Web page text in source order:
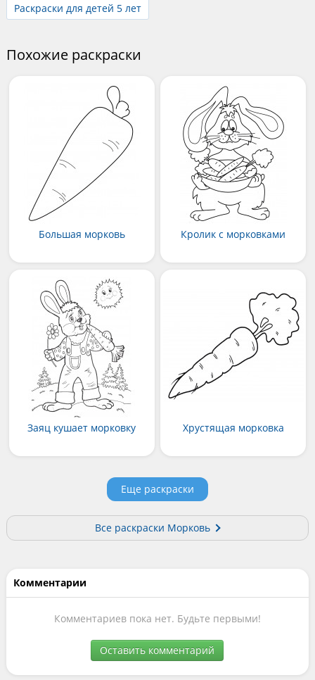
Раскраски для детей 5 лет
Похожие раскраски
Большая морковь Кролик с морковками
Заяц кушает морковку Хрустящая морковка
Еще раскраски
Все раскраски Морковь
Комментарии
Комментариев пока нет. Будьте первыми!
Оставить комментарий